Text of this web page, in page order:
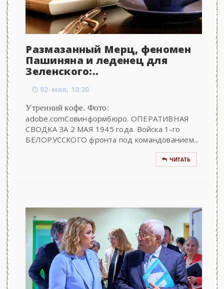
Размазанный Мерц, феномен
Пашиняна и леденец для
Зеленского:..
02-мая, 10:20
Утренний кофе. Фото:
adobe.comСовинформбюро. ОПЕРАТИВНАЯ
СВОДКА ЗА 2 МАЯ 1945 года. Войска 1-го
БЕЛОРУССКОГО фронта под командованием...
ЧИТАТЬ